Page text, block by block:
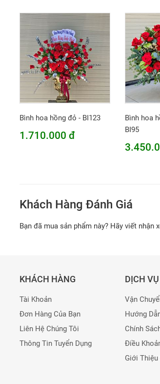
Bình hoa hồng đỏ - BI123
1.710.000 đ
Bình hoa
BI95
Khách Hàng Đánh Giá
Bạn đã mua sản phẩm này? Hãy viết
KHÁCH HÀNG
Tài Khoản
Đơn Hàng Của Bạn
Liên Hệ Chúng Tôi
Thông Tin Tuyển Dụng
DỊCH
Vận
Hướng
Chính
Điều
Giới Thiệu